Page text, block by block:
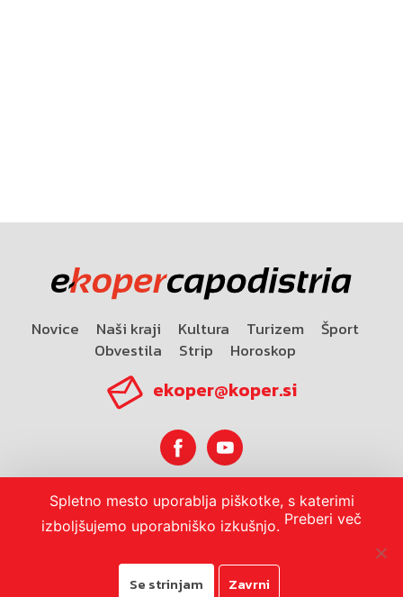
Novice Naši kraji Kultura Turizem
Šport
Obvestila
Strip Horoskop
ekoper@koper.si
Horoskop
Spletno mesto uporablja piškotke, s katerimi
izboljšujemo uporabniško izkušnjo. Preberi več
Se strinjam Zavrni